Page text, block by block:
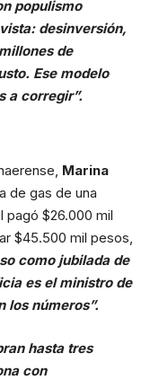
populismo
desinversión,
de
Ese modelo
a corregir”.
Marina
de gas de una
pagó $26.000 mil
$45.500 mil pesos,
como jubilada de
es el ministro de
los números”.
hasta tres
con